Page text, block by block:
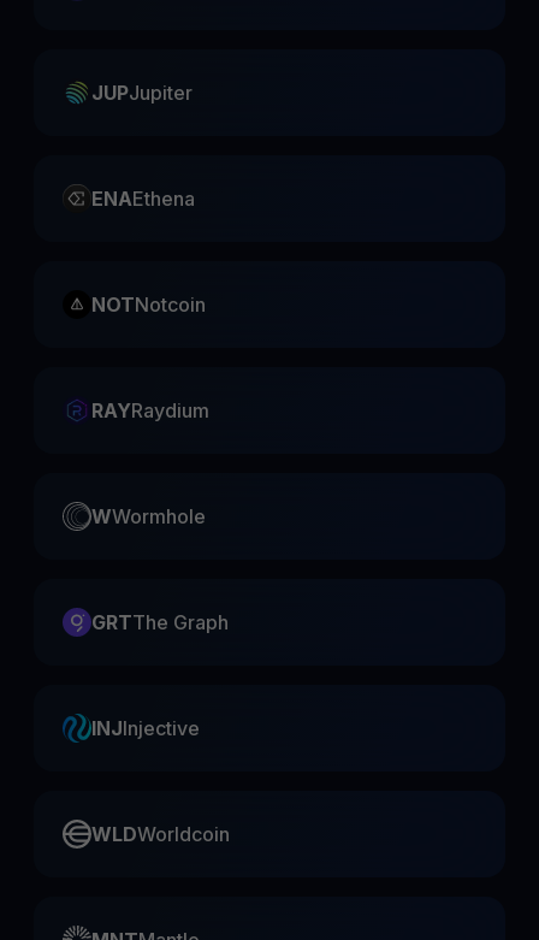
JUPJupiter
ENAEthena
NOTNotcoin
RAYRaydium
WWormhole
GRTThe Graph
INJInjective
WLDWorldcoin